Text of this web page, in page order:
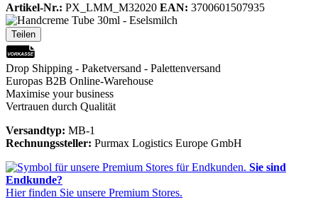
Artikel-Nr.: PX_LMM_M32020 EAN: 3700601507935
Teilen
Drop Shipping - Paketversand - Palettenversand
Europas B2B Online-Warehouse
Maximise your business
Vertrauen durch Qualität
Versandtyp: MB-1
Rechnungssteller: Purmax Logistics Europe GmbH
Sie sind
Endkunde?
Hier finden Sie unsere Premium Stores.